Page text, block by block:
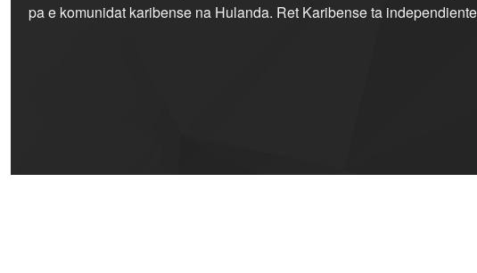
pa e komunidat karibense na Hulanda. Ret Karibense ta